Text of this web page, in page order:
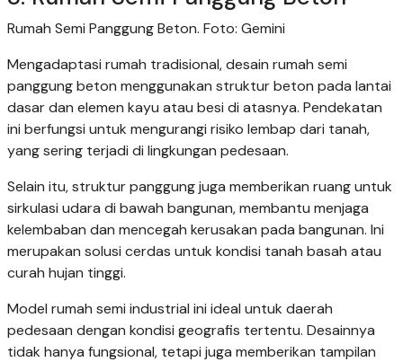
Rumah Semi Panggung Beton. Foto: Gemini
Mengadaptasi rumah tradisional, desain rumah semi
panggung beton menggunakan struktur beton pada lantai
dasar dan elemen kayu atau besi di atasnya. Pendekatan
ini berfungsi untuk mengurangi risiko lembap dari tanah,
yang sering terjadi di lingkungan pedesaan.
Selain itu, struktur panggung juga memberikan ruang untuk
sirkulasi udara di bawah bangunan, membantu menjaga
kelembaban dan mencegah kerusakan pada bangunan. Ini
merupakan solusi cerdas untuk kondisi tanah basah atau
curah hujan tinggi.
Model rumah semi industrial ini ideal untuk daerah
pedesaan dengan kondisi geografis tertentu. Desainnya
tidak hanya fungsional, tetapi juga memberikan tampilan